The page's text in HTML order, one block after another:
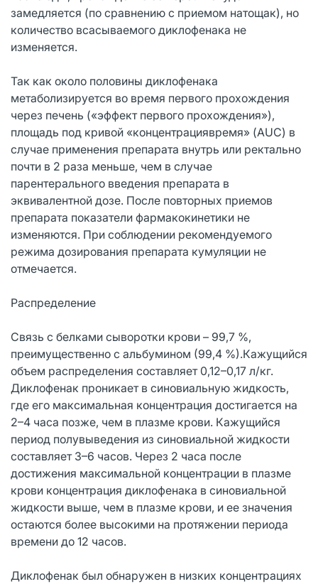
замедляется (по сравнению с приемом натощак), но
количество всасываемого диклофенака не
изменяется.
Так как около половины диклофенака
метаболизируется во время первого прохождения
через печень («эффект первого прохождения»),
площадь под кривой «концентрациявремя» (AUC) в
случае применения препарата внутрь или ректально
почти в 2 раза меньше, чем в случае
парентерального введения препарата в
эквивалентной дозе. После повторных приемов
препарата показатели фармакокинетики не
изменяются. При соблюдении рекомендуемого
режима дозирования препарата кумуляции не
отмечается.
Распределение
Связь с белками сыворотки крови – 99,7 %,
преимущественно с альбумином (99,4 %).Кажущийся
объем распределения составляет 0,12–0,17 л/кг.
Диклофенак проникает в синовиальную жидкость,
где его максимальная концентрация достигается на
2–4 часа позже, чем в плазме крови. Кажущийся
период полувыведения из синовиальной жидкости
составляет 3–6 часов. Через 2 часа после
достижения максимальной концентрации в плазме
крови концентрация диклофенака в синовиальной
жидкости выше, чем в плазме крови, и ее значения
остаются более высокими на протяжении периода
времени до 12 часов.
Диклофенак был обнаружен в низких концентрациях